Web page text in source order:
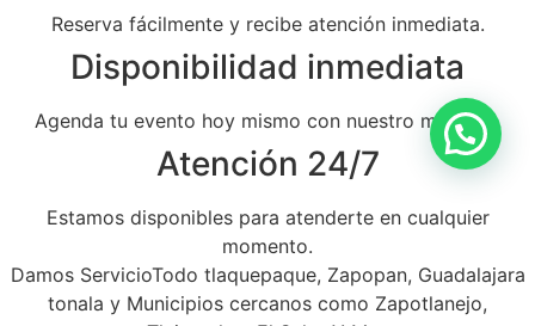
Reserva fácilmente y recibe atención inmediata.
Disponibilidad inmediata
Agenda tu evento hoy mismo con nuestro mariachi.
Atención 24/7
Estamos disponibles para atenderte en cualquier
momento.
Damos ServicioTodo tlaquepaque, Zapopan, Guadalajara
tonala y Municipios cercanos como Zapotlanejo,